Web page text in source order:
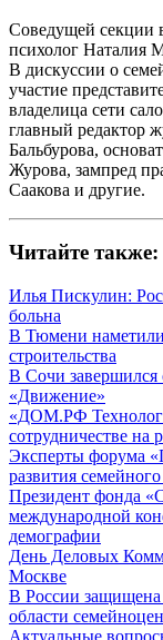
Соведущей секции
психолог Наталия
В дискуссии о
участие
владелица сети
главный редактор
Бальбурова,
Журова, зампред
Саакова и другие.
Читайте также:
Илья Пискулин:
больна
В Тюмени
строительства
В Сочи
«Движение»
«ДОМ.РФ
сотрудничестве
Эксперты форума
развития
Президент фонда
международной
демографии
День Деловых
Москве
В России защищена
области
Актуальные